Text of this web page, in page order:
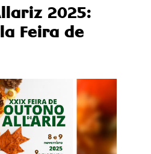
2025:
Feira de